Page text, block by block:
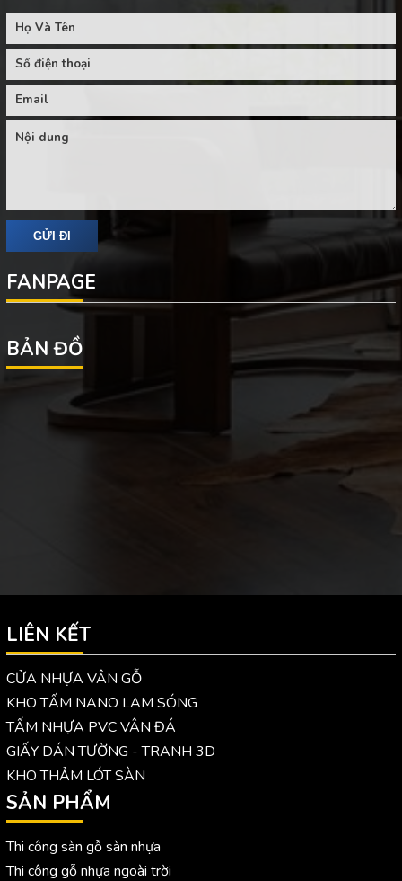
FANPAGE
BẢN ĐỒ
LIÊN KẾT
CỬA NHỰA VÂN GỖ
KHO TẤM NANO LAM SÓNG
TẤM NHỰA PVC VÂN ĐÁ
GIẤY DÁN TƯỜNG - TRANH 3D
KHO THẢM LÓT SÀN
SẢN PHẨM
Thi công sàn gỗ sàn nhựa
Thi công gỗ nhựa ngoài trời